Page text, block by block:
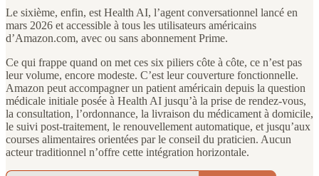
Le sixième, enfin, est Health AI, l’agent conversationnel lancé en
mars 2026 et accessible à tous les utilisateurs américains
d’Amazon.com, avec ou sans abonnement Prime.
Ce qui frappe quand on met ces six piliers côte à côte, ce n’est pas
leur volume, encore modeste. C’est leur couverture fonctionnelle.
Amazon peut accompagner un patient américain depuis la question
médicale initiale posée à Health AI jusqu’à la prise de rendez-vous,
la consultation, l’ordonnance, la livraison du médicament à domicile,
le suivi post-traitement, le renouvellement automatique, et jusqu’aux
courses alimentaires orientées par le conseil du praticien. Aucun
acteur traditionnel n’offre cette intégration horizontale.